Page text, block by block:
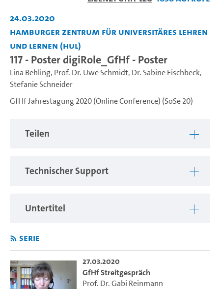
24.03.2020
Hamburger Zentrum für Universitäres Lehren
und Lernen (HUL)
117 - Poster digiRole_GfHf - Poster
Lina Behling, Prof. Dr. Uwe Schmidt, Dr. Sabine Fischbeck,
Stefanie Schneider
GfHf Jahrestagung 2020 (Online Conference) (SoSe 20)
Teilen
Technischer Support
Untertitel
Serie
27.03.2020
GfHf Streitgespräch
Prof. Dr. Gabi Reinmann